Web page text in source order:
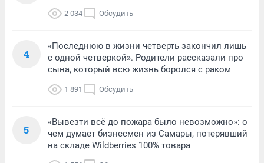
2 034 Обсудить
4
«Последнюю в жизни четверть закончил лишь
с одной четверкой». Родители рассказали про
сына, который всю жизнь боролся с раком
1 891 Обсудить
5
«Вывезти всё до пожара было невозможно»: о
чем думает бизнесмен из Самары, потерявший
на складе Wildberries 100% товара